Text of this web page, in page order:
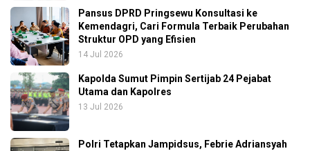
Pansus DPRD Pringsewu Konsultasi ke
Kemendagri, Cari Formula Terbaik Perubahan
Struktur OPD yang Efisien
14 Jul 2026
Kapolda Sumut Pimpin Sertijab 24 Pejabat
Utama dan Kapolres
13 Jul 2026
Polri Tetapkan Jampidsus, Febrie Adriansyah